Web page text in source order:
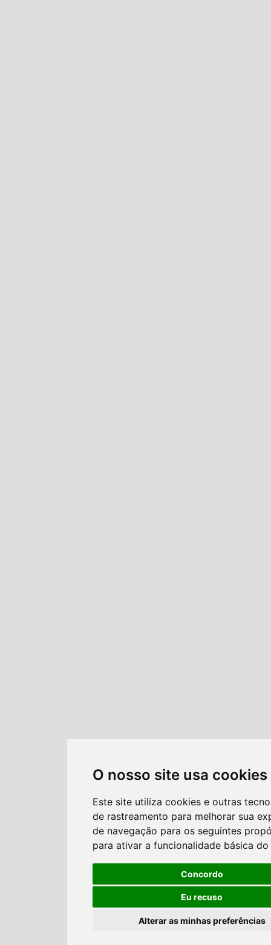
O nosso site usa cookies
Este site utiliza cookies e outras
de rastreamento para melhorar sua
de navegação para os seguintes
para ativar a funcionalidade básica
Concordo
Eu recuso
Alterar as minhas preferências